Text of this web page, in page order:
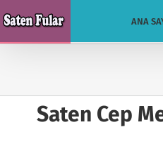
to
content
ANA
Saten Cep